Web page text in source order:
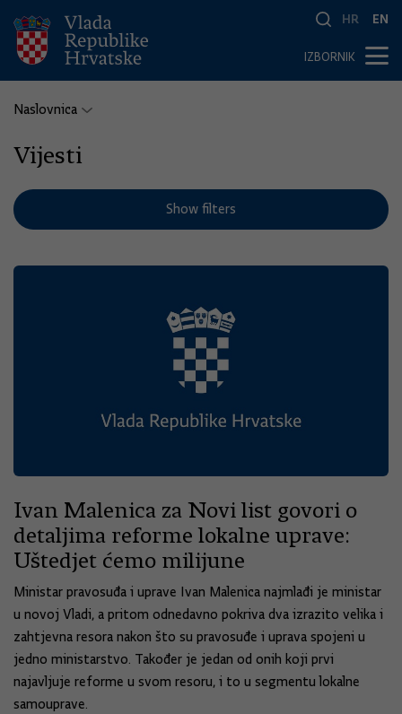
HR EN
IZBORNIK
Naslovnica
Vijesti
Show filters
Ivan Malenica za Novi list govori o
detaljima reforme lokalne uprave:
Uštedjet ćemo milijune
Ministar pravosuđa i uprave Ivan Malenica najmlađi je ministar
u novoj Vladi, a pritom odnedavno pokriva dva izrazito velika i
zahtjevna resora nakon što su pravosuđe i uprava spojeni u
jedno ministarstvo. Također je jedan od onih koji prvi
najavljuje reforme u svom resoru, i to u segmentu lokalne
samouprave.